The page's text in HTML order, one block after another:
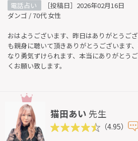
電話占い
［投稿日］2026年02月16日
ダンゴ / 70代 女性
おはようございます、昨日はありがとうご
も親身に聴いて頂きありがとうございます
なり勇気ずけられます、本当にありがとう
くお願い致します。
猫田あい 先生
（4.95）